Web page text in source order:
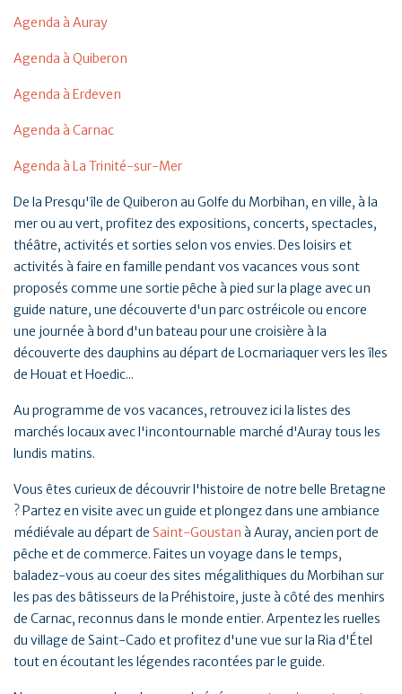
Agenda à Auray
Agenda à Quiberon
Agenda à Erdeven
Agenda à Carnac
Agenda à La Trinité-sur-Mer
De la Presqu'île de Quiberon au Golfe du Morbihan, en ville, à la
mer ou au vert, profitez des expositions, concerts, spectacles,
théâtre, activités et sorties selon vos envies. Des loisirs et
activités à faire en famille pendant vos vacances vous sont
proposés comme une sortie pêche à pied sur la plage avec un
guide nature, une découverte d'un parc ostréicole ou encore
une journée à bord d'un bateau pour une croisière à la
découverte des dauphins au départ de Locmariaquer vers les îles
de Houat et Hoedic...
Au programme de vos vacances, retrouvez ici la listes des
marchés locaux avec l'incontournable marché d'Auray tous les
lundis matins.
Vous êtes curieux de découvrir l'histoire de notre belle Bretagne
? Partez en visite avec un guide et plongez dans une ambiance
médiévale au départ de Saint-Goustan à Auray, ancien port de
pêche et de commerce. Faites un voyage dans le temps,
baladez-vous au coeur des sites mégalithiques du Morbihan sur
les pas des bâtisseurs de la Préhistoire, juste à côté des menhirs
de Carnac, reconnus dans le monde entier. Arpentez les ruelles
du village de Saint-Cado et profitez d'une vue sur la Ria d'Étel
tout en écoutant les légendes racontées par le guide.